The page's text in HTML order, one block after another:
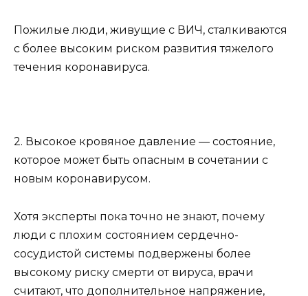
Пожилые люди, живущие с ВИЧ, сталкиваются
с более высоким риском развития тяжелого
течения коронавируса.
2. Высокое кровяное давление — состояние,
которое может быть опасным в сочетании с
новым коронавирусом.
Хотя эксперты пока точно не знают, почему
люди с плохим состоянием сердечно-
сосудистой системы подвержены более
высокому риску смерти от вируса, врачи
считают, что дополнительное напряжение,